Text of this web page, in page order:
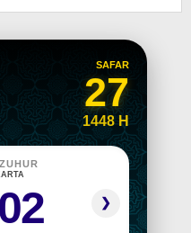
SAFAR
27
1448 H
❯